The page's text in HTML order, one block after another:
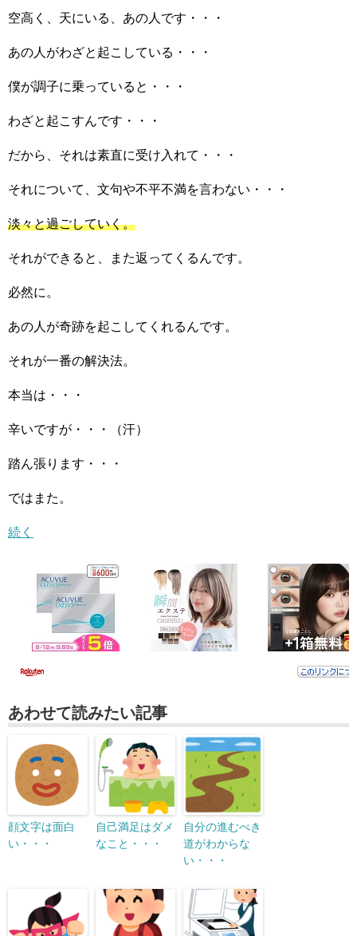
空高く、天にいる、あの人です・・・
あの人がわざと起こしている・・・
僕が調子に乗っていると・・・
わざと起こすんです・・・
だから、それは素直に受け入れて・・・
それについて、文句や不平不満を言わない・・・
淡々と過ごしていく。
それができると、また返ってくるんです。
必然に。
あの人が奇跡を起こしてくれるんです。
それが一番の解決法。
本当は・・・
辛いですが・・・（汗）
踏ん張ります・・・
ではまた。
続く
あわせて読みたい記事
顔文字は面白
い・・・
自己満足はダメ
なこと・・・
自分の進むべき
道がわからな
い・・・